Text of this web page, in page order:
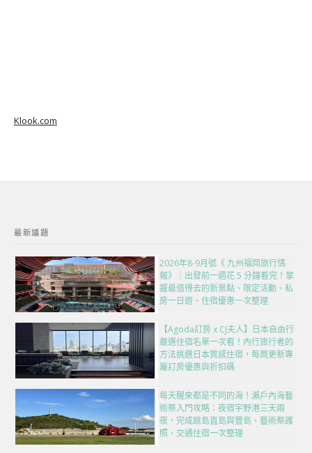
Klook.com
最新議題
2026年8-9月號《 九州福岡旅行情
報》｜出發前一週花 5 分鐘看完！掌
握最值得去的新景點、限定活動、私
房一日遊、住宿優惠一次整理
【Agoda訂房 x CJ夫人】日本自由行
嚴選住宿名單一次看！內行旅行者的
方法挑選日本質感住宿，每周更新專
屬訂房優惠與折扣碼
每天醒來都是不同的海！瀨戶內海藝
術祭入門攻略：夜宿宇野港三天兩
夜，完成跳島直島與豐島、藝術祭護
照、交通住宿一次整理